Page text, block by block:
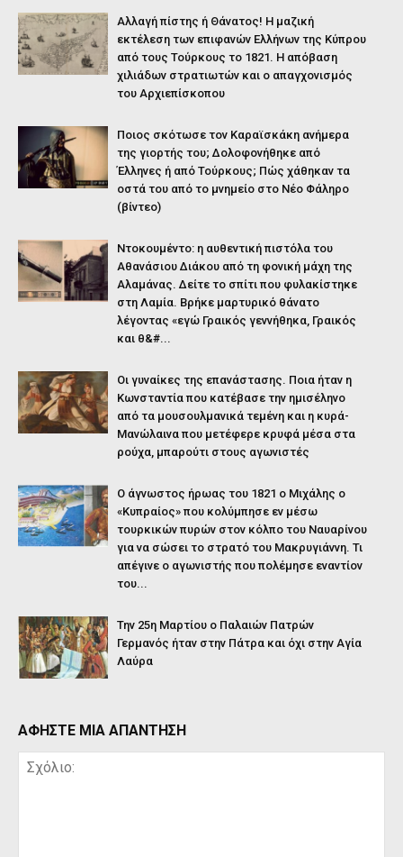
Αλλαγή πίστης ή Θάνατος! Η μαζική
εκτέλεση των επιφανών Ελλήνων της Κύπρου
από τους Τούρκους το 1821. Η απόβαση
χιλιάδων στρατιωτών και ο απαγχονισμός
του Αρχιεπίσκοπου
Ποιος σκότωσε τον Καραϊσκάκη ανήμερα
της γιορτής του; Δολοφονήθηκε από
Έλληνες ή από Τούρκους; Πώς χάθηκαν τα
οστά του από το μνημείο στο Νέο Φάληρο
(βίντεο)
Ντοκουμέντο: η αυθεντική πιστόλα του
Αθανάσιου Διάκου από τη φονική μάχη της
Αλαμάνας. Δείτε το σπίτι που φυλακίστηκε
στη Λαμία. Βρήκε μαρτυρικό θάνατο
λέγοντας «εγώ Γραικός γεννήθηκα, Γραικός
και θ&#...
Οι γυναίκες της επανάστασης. Ποια ήταν η
Κωνσταντία που κατέβασε την ημισέληνο
από τα μουσουλμανικά τεμένη και η κυρά-
Μανώλαινα που μετέφερε κρυφά μέσα στα
ρούχα, μπαρούτι στους αγωνιστές
Ο άγνωστος ήρωας του 1821 ο Μιχάλης ο
«Κυπραίος» που κολύμπησε εν μέσω
τουρκικών πυρών στον κόλπο του Ναυαρίνου
για να σώσει το στρατό του Μακρυγιάννη. Τι
απέγινε ο αγωνιστής που πολέμησε εναντίον
του...
Την 25η Μαρτίου ο Παλαιών Πατρών
Γερμανός ήταν στην Πάτρα και όχι στην Αγία
Λαύρα
ΑΦΗΣΤΕ ΜΙΑ ΑΠΑΝΤΗΣΗ